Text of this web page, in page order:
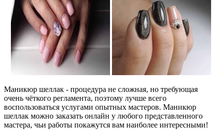
Маникюр шеллак - процедура не сложная, но требующая
очень чёткого регламента, поэтому лучше всего
воспользоваться услугами опытных мастеров. Маникюр
шеллак можно заказать онлайн у любого представленного
мастера, чьи работы покажутся вам наиболее интересными!